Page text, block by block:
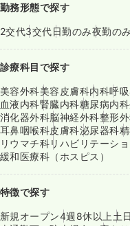
勤務形態で探す
2交代3交代日勤のみ夜勤のみ
診療科目で探す
美容外科美容皮膚科内科呼
血液内科腎臓内科糖尿病内科
消化器外科脳神経外科整形
耳鼻咽喉科皮膚科泌尿器科
リウマチ科リハビリテーシ
緩和医療科（ホスピス）
特徴で探す
新規オープン4週8休以上 土